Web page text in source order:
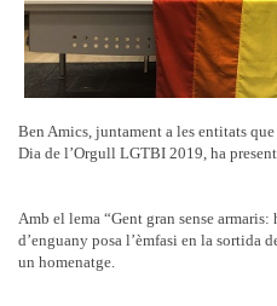
Ben Amics, juntament a les entitats
Dia de l’Orgull LGTBI 2019, ha
Amb el lema “Gent gran sense
d’enguany posa l’èmfasi en la sortida
un homenatge.